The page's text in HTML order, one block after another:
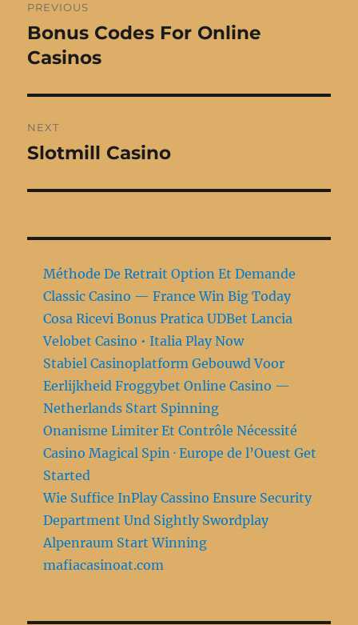
navigation
PREVIOUS
Previous
post:
Bonus Codes For Online
Casinos
NEXT
Next
Slotmill Casino
Méthode De Retrait Option Et Demande
Classic Casino — France Win Big Today
Cosa Ricevi Bonus Pratica UDBet Lancia
Velobet Casino • Italia Play Now
Stabiel Casinoplatform Gebouwd Voor
Eerlijkheid Froggybet Online Casino —
Netherlands Start Spinning
Onanisme Limiter Et Contrôle Nécessité
Casino Magical Spin · Europe de l’Ouest Get
Started
Wie Suffice InPlay Cassino Ensure Security
Department Und Sightly Swordplay
Alpenraum Start Winning
mafiacasinoat.com